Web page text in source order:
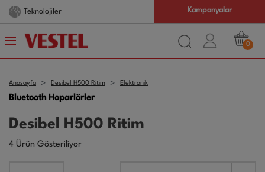
Teknolojiler Kampanyalar
0
Anasayfa Desibel H500 Ritim Elektronik
Bluetooth Hoparlörler
Desibel H500 Ritim
4 Ürün Gösteriliyor